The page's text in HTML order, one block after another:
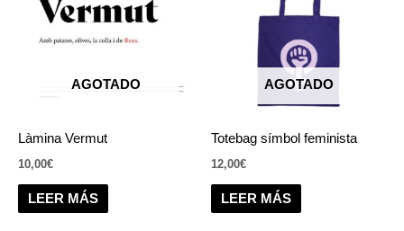
AGOTADO
Làmina Vermut
10,00€
LEER MÁS
AGOTADO
Totebag símbol feminista
12,00€
LEER MÁS